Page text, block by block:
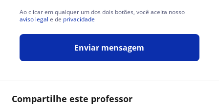
Compartilhe este professor
Ao clicar em qualquer um dos dois botões, você aceita nosso
aviso legal e de privacidade
Enviar mensagem